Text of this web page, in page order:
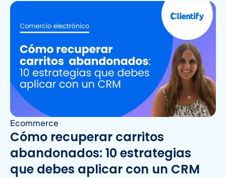
Ecommerce
Cómo recuperar carritos
abandonados: 10 estrategias
que debes aplicar con un CRM